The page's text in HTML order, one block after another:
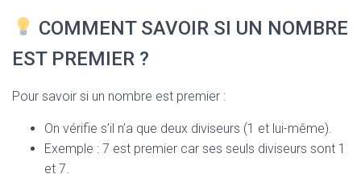
COMMENT SAVOIR SI UN NOMBRE
EST PREMIER ?
Pour savoir si un nombre est premier :
On vérifie s’il n’a que deux diviseurs (1 et lui-même).
Exemple : 7 est premier car ses seuls diviseurs sont 1
et 7.